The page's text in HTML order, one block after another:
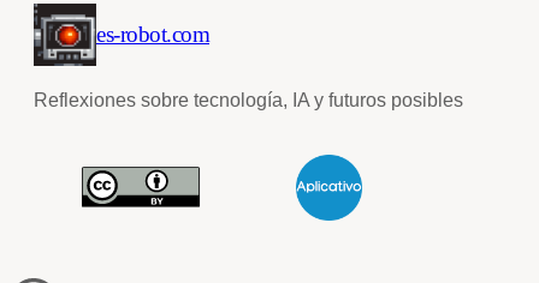
es-robot.com
Reflexiones sobre tecnología, IA y futuros posibles